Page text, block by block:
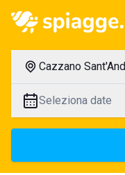
Cazzano
Seleziona date